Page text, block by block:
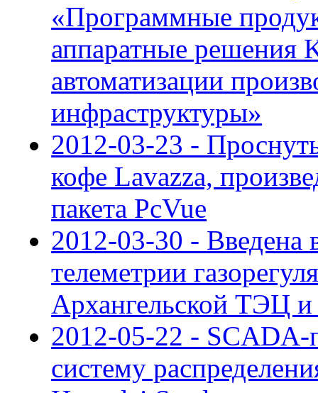
«Программные
аппаратные решения
автоматизации
инфраструктуры»
2012-03-23 -
кофе Lavazza,
пакета PcVue
2012-03-30 - Введена
телеметрии
Архангельской ТЭЦ
2012-05-22 - SCADA-
систему